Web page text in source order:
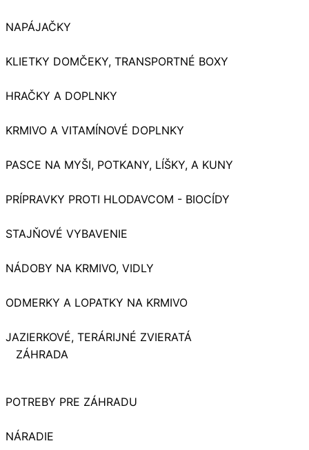
NAPÁJAČKY
KLIETKY DOMČEKY, TRANSPORTNÉ BOXY
HRAČKY A DOPLNKY
KRMIVO A VITAMÍNOVÉ DOPLNKY
PASCE NA MYŠI, POTKANY, LÍŠKY, A KUNY
PRÍPRAVKY PROTI HLODAVCOM - BIOCÍDY
STAJŇOVÉ VYBAVENIE
NÁDOBY NA KRMIVO, VIDLY
ODMERKY A LOPATKY NA KRMIVO
JAZIERKOVÉ, TERÁRIJNÉ ZVIERATÁ
ZÁHRADA
POTREBY PRE ZÁHRADU
NÁRADIE